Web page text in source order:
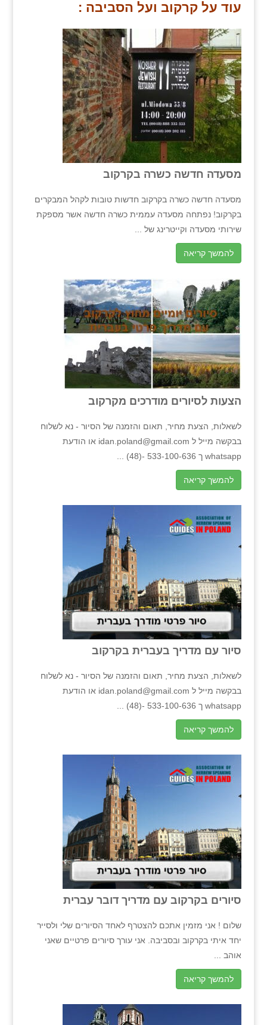
עוד על קרקוב ועל הסביבה :
מסעדה חדשה כשרה בקרקוב
מסעדה חדשה כשרה בקרקוב חדשות טובות לקהל המבקרים
בקרקוב! נפתחה מסעדה עממית כשרה חדשה אשר מספקת
שירותי מסעדה וקייטרינג של ...
להמשך קריאה
הצעות לסיורים מודרכים מקרקוב
לשאלות, הצעת מחיר, תאום והזמנה של הסיור - נא לשלוח
בבקשה מייל ל idan.poland@gmail.com או הודעת
whatsapp ך 533-100-636 -(48) ...
להמשך קריאה
סיור עם מדריך בעברית בקרקוב
לשאלות, הצעת מחיר, תאום והזמנה של הסיור - נא לשלוח
בבקשה מייל ל idan.poland@gmail.com או הודעת
whatsapp ך 533-100-636 -(48) ...
להמשך קריאה
סיורים בקרקוב עם מדריך דובר עברית
שלום ! אני מזמין אתכם להצטרף לאחד הסיורים שלי ולסייר
יחד איתי בקרקוב ובסביבה. אני עורך סיורים פרטיים שאני
אוהב ...
להמשך קריאה